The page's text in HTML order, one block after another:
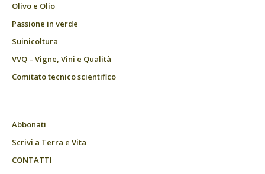
Olivo e Olio
Passione in verde
Suinicoltura
VVQ – Vigne, Vini e Qualità
Comitato tecnico scientifico
Abbonati
Scrivi a Terra e Vita
CONTATTI